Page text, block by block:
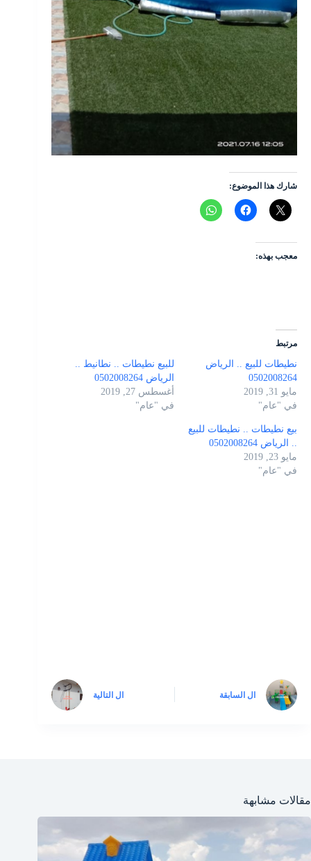
شارك هذا الموضوع:
معجب بهذه:
مرتبط
نطيطات للبيع .. الرياض
0502008264
مايو 31, 2019
في "عام"
للبيع نطيطات .. نطانيط ..
الرياض 0502008264
أغسطس 27, 2019
في "عام"
بيع نطيطات .. نطيطات للبيع
.. الرياض 0502008264
مايو 23, 2019
في "عام"
ال السابقة ال التالية
مقالات مشابهة